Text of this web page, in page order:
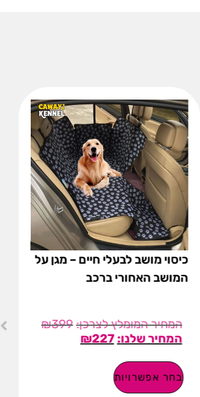
כיסוי מושב לבעלי חיים – מגן על
המושב האחורי ברכב
₪399
₪227
בחר אפשרויות